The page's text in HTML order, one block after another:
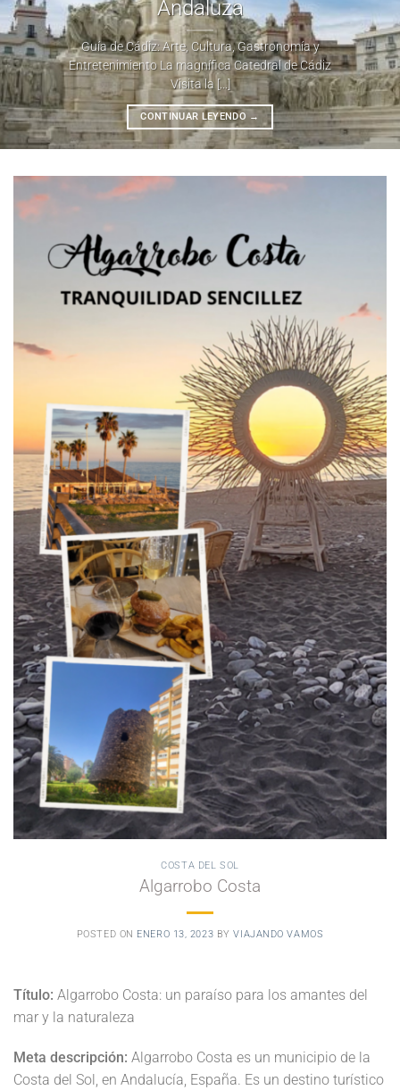
Andaluza
Guía de Cádiz: Arte, Cultura, Gastronomía y
Entretenimiento La magnífica Catedral de Cádiz
Visita la [...]
CONTINUAR LEYENDO →
COSTA DEL SOL
Algarrobo Costa
POSTED ON ENERO 13, 2023 BYVIAJANDO VAMOS
Título: Algarrobo Costa: un paraíso para los amantes del
mar y la naturaleza
Meta descripción: Algarrobo Costa es un municipio de la
Costa del Sol, en Andalucía, España. Es un destino turístico